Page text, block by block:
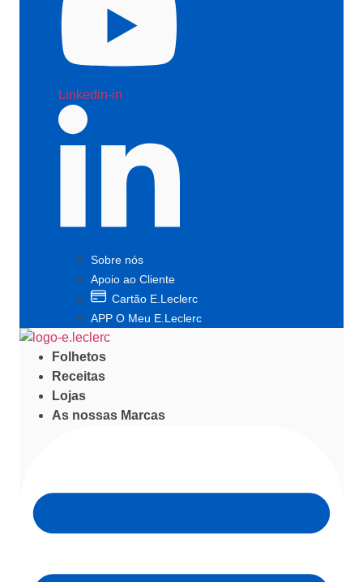
Linkedin-in
Sobre nós
Apoio ao Cliente
Cartão E.Leclerc
APP O Meu E.Leclerc
Folhetos
Receitas
Lojas
As nossas Marcas